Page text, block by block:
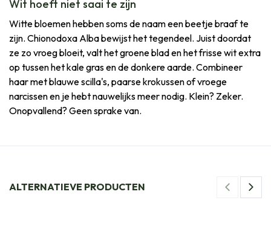
Wit hoeft niet saai te zijn
Witte bloemen hebben soms de naam een beetje braaf te
zijn. Chionodoxa Alba bewijst het tegendeel. Juist doordat
ze zo vroeg bloeit, valt het groene blad en het frisse wit extra
op tussen het kale gras en de donkere aarde. Combineer
haar met blauwe scilla's, paarse krokussen of vroege
narcissen en je hebt nauwelijks meer nodig. Klein? Zeker.
Onopvallend? Geen sprake van.
ALTERNATIEVE PRODUCTEN